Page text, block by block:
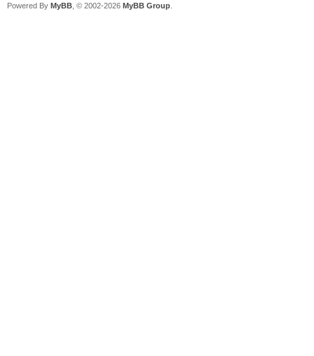
Powered By MyBB , © 2002-2026 MyBB Group